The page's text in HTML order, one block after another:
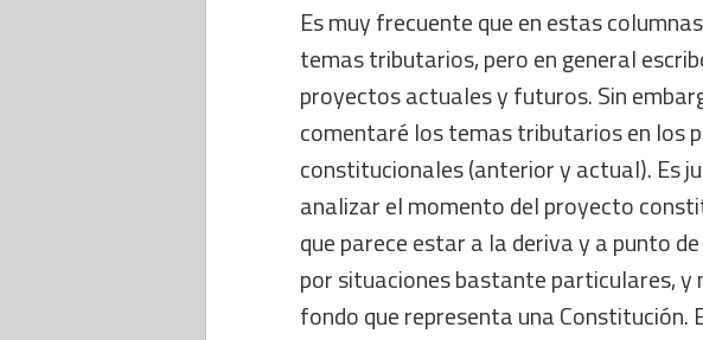
Es muy frecuente que en estas
temas tributarios, pero en general
proyectos actuales y futuros. Sin
comentaré los temas tributarios en los
constitucionales (anterior y actual). Es
analizar el momento del proyecto
que parece estar a la deriva y a punto
por situaciones bastante particulares, y
fondo que representa una Constitución.